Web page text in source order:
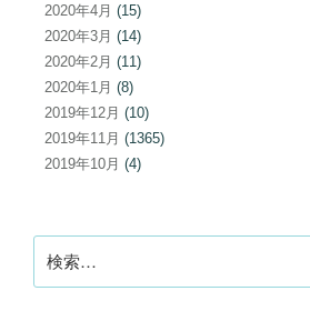
2020年4月 (15)
2020年3月 (14)
2020年2月 (11)
2020年1月 (8)
2019年12月 (10)
2019年11月 (1365)
2019年10月 (4)
索: